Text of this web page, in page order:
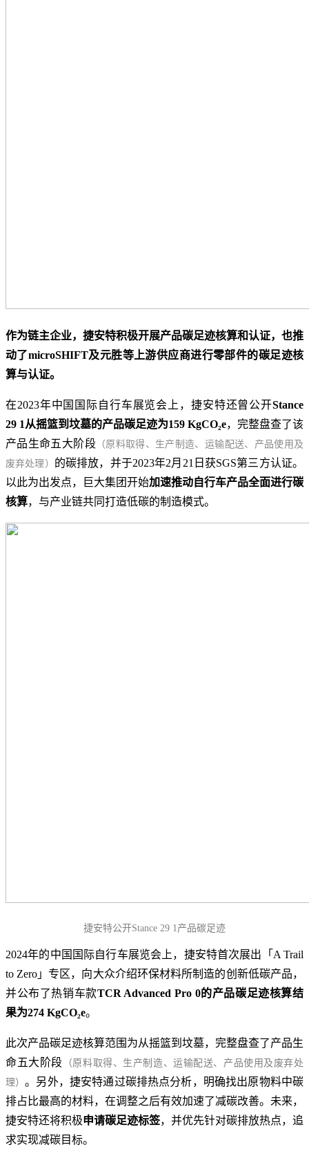
作为链主企业，捷安特积极开展产品碳足迹核算和认证，也推
动了microSHIFT及元胜等上游供应商进行零部件的碳足迹核
算与认证。
在2023年中国国际自行车展览会上，捷安特还曾公开Stance
29 1从摇篮到坟墓的产品碳足迹为159 KgCO₂e，完整盘查了该
产品生命五大阶段（原料取得、生产制造、运输配送、产品使用及
废弃处理） 的碳排放，并于2023年2月21日获SGS第三方认证。
以此为出发点，巨大集团开始加速推动自行车产品全面进行碳
核算，与产业链共同打造低碳的制造模式。
捷安特公开Stance 29 1产品碳足迹
2024年的中国国际自行车展览会上，捷安特首次展出「A Trail
to Zero」专区，向大众介绍环保材料所制造的创新低碳产品，
并公布了热销车款TCR Advanced Pro 0的产品碳足迹核算结
果为274 KgCO₂e。
此次产品碳足迹核算范围为从摇篮到坟墓，完整盘查了产品生
命五大阶段 （原料取得、生产制造、运输配送、产品使用及废弃处
理）。另外，捷安特通过碳排热点分析，明确找出原物料中碳
排占比最高的材料，在调整之后有效加速了减碳改善。未来，
捷安特还将积极申请碳足迹标签，并优先针对碳排放热点，追
求实现减碳目标。